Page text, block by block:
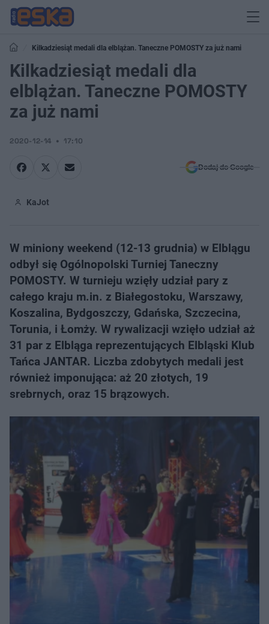
Kilkadziesiąt medali dla elblążan. Taneczne POMOSTY za już nami
Kilkadziesiąt medali dla
elblążan. Taneczne POMOSTY
za już nami
2020-12-14 17:10
Dodaj do Google
KaJot
W miniony weekend (12-13 grudnia) w Elblągu
odbył się Ogólnopolski Turniej Taneczny
POMOSTY. W turnieju wzięły udział pary z
całego kraju m.in. z Białegostoku, Warszawy,
Koszalina, Bydgoszczy, Gdańska, Szczecina,
Torunia, i Łomży. W rywalizacji wzięło udział aż
31 par z Elbląga reprezentujących Elbląski Klub
Tańca JANTAR. Liczba zdobytych medali jest
również imponująca: aż 20 złotych, 19
srebrnych, oraz 15 brązowych.